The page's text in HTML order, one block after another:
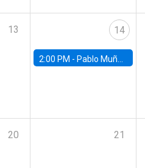
13 14
2:00 PM - Pablo Muñoz, Universidad de Chile
20 21